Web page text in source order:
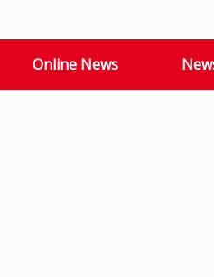
Online News